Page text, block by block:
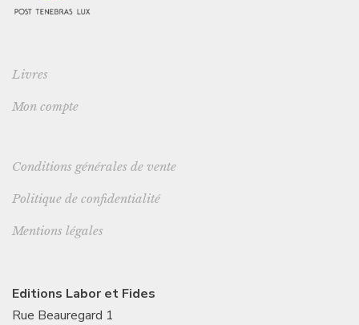
Livres
Mon compte
Conditions générales de vente
Politique de confidentialité
Mentions légales
Editions Labor et Fides
Rue Beauregard 1